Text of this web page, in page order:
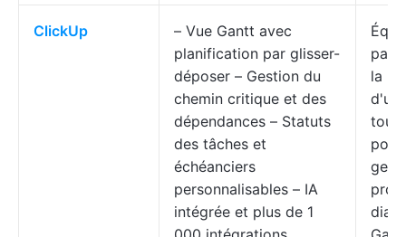
ClickUp
– Vue Gantt avec
planification par glisser-
déposer – Gestion du
chemin critique et des
dépendances – Statuts
des tâches et
échéanciers
personnalisables – IA
intégrée et plus de 1
la
pour